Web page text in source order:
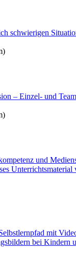
schwierigen
– Einzel- und
und
mit
bei Kindern